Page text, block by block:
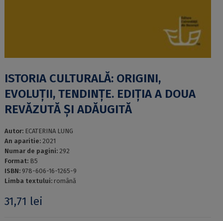
ISTORIA CULTURALĂ: ORIGINI,
EVOLUȚII, TENDINȚE. EDIȚIA A DOUA
REVĂZUTĂ ȘI ADĂUGITĂ
Autor: ECATERINA LUNG
An aparitie: 2021
Numar de pagini: 292
Format: B5
ISBN: 978-606-16-1265-9
Limba textului: română
31,71 lei